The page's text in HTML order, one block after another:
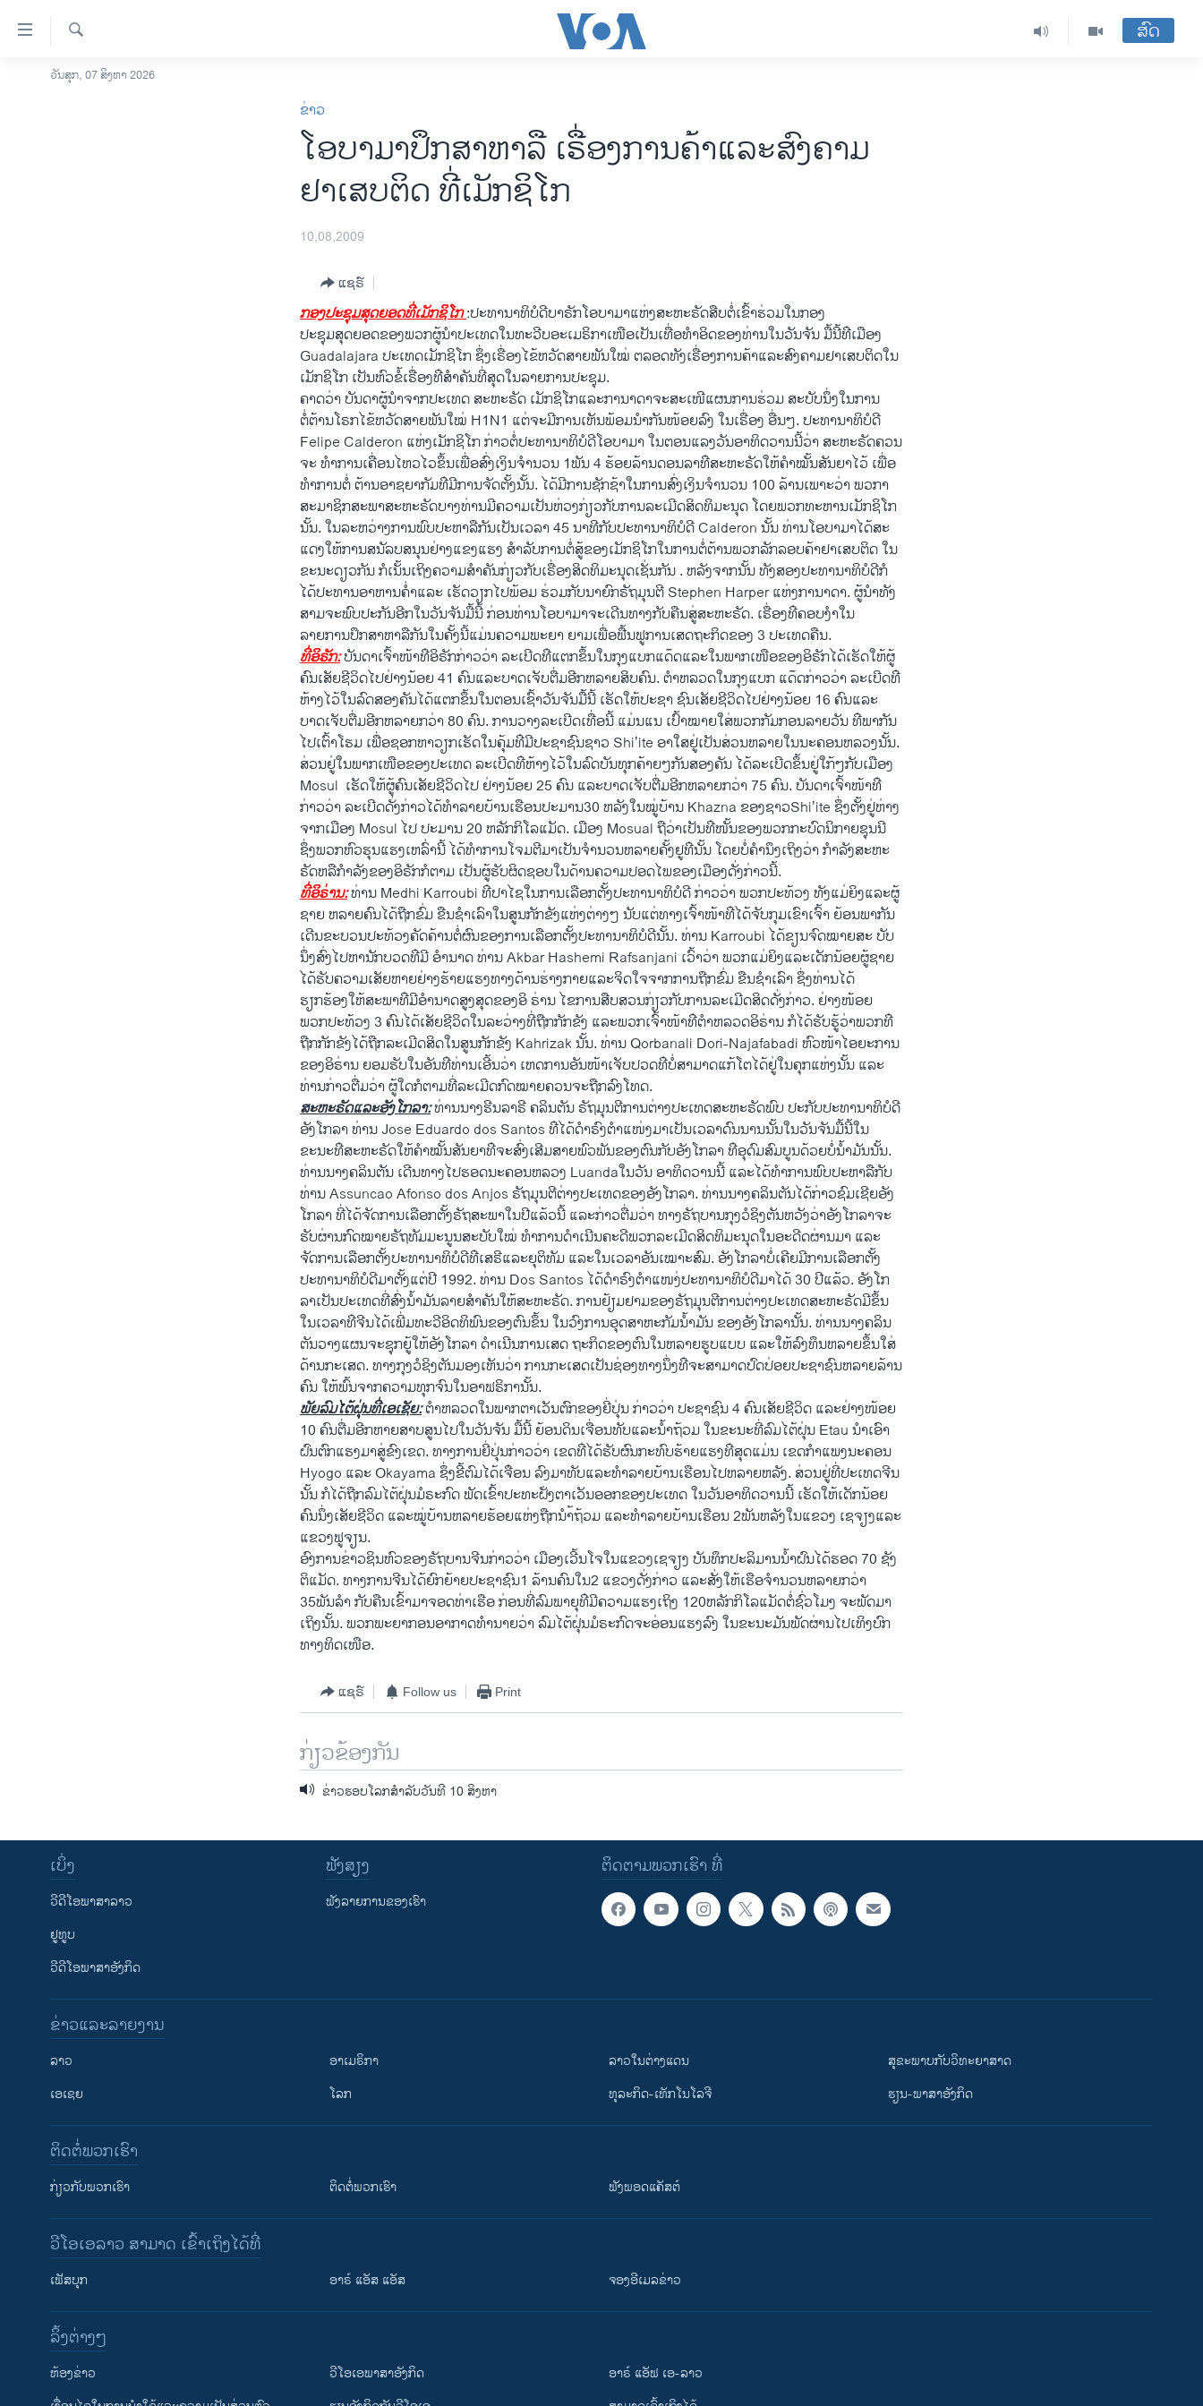
ລິ້ງ
ສຳຫລັບ
ໂຮມເພຈ
ຕິດຕາມພວກເຮົາ ທີ່
ຄົ້ນຫາ
ສົດ
ວັນສຸກ, 07 ສິງຫາ 2026
ຂ່າວ
ໂອບາມາປຶກສາຫາລື ເຣື່ອງການຄ້າແລະສົງຄາມ
ຢາເສບຕິດ ທີ່ເມັກຊິໂກ
10,08,2009
ແຊຣ໌
ກອງ​ປະຊຸມ​ສຸດ​ຍອດ​ທີ່ເມັກ​ຊິ​ໂກ:ປະທານາທິບໍດີ​ບາຣັກ​ໂອ​ບາ​ມາ​ແຫ່ງ​ສະຫະຣັດສືບ​ຕໍ່​ເຂົ້າ​ຮ່ວມ​ໃນ​ກອງ
ປະຊຸມ​ສຸດ​ຍອດ​ຂອງ​ພວກ​ຜູ້ນຳ​ປະ​ເທດ​ໃນ​ທະວີບ​ອະ​ເມຣິກາ​ເໜືອ​ເປັນ​ເທື່ອ​ທຳ​ອິດ​ຂອງ​ທ່ານ​ໃນ​ວັນ​ຈັນ​ ມື້​ນີ້​ທ່ີ​ເມືອງ
Guadalajara ປະ​ເທດ​ເມັກ​ຊິ​ໂກ ຊຶ່ງ​ເຣື່ອງ​ໄຂ້ຫວັດ​ສາຍ​ພັນ​ໃໝ່ ຕລອດ​ທັງ​ເຣື່ອງການ​ຄ້າ​ແລະສົງຄາມຢາ​ເສບ​ຕິດ​ໃນ​
ເມັກ​ຊິ​ໂກ​ ເປັນຫົວ​ຂໍ້​ເຣື່ອງທ່ີ​ສຳຄັນ​ທີ່​ສຸດ​ໃນລາຍການ​ປະຊຸມ​.
ຄາດ​ວ່າ ບັນດາ​ຜູ້ນຳ​ຈາກປະ​ເທດ ສະຫະຣັດ ​ເມັກ​ຊິ​ໂກ​ແລະ​ກາ​ນາ​ດາຈະ​ສະ​ເໜີ​ແຜນການ​ຮ່ວມ ສະບັບ​ນຶ່ງ​ໃນ​ການ​
ຕໍ່ຕ້ານ​ໂຣກ​ໄຂ້​ຫວັດ​ສາຍ​ພັນ​ໃໝ່ H1N1 ​ແຕ່​ຈະ​ມີການ​ເຫັນ​ພ້ອມ​ນຳ​ກັນ​ໜ້ອຍ​ລົງ​ ໃນ​ເຣື່ອງ ອື່ນໆ. ປະທານາທິບໍດີ
Felipe Calderon ​ແຫ່ງ​ເມັກ​ຊິ​ໂກ ກ່າວ​ຕໍ່​ປະທານາທິບໍດີ​ໂອ​ບາ​ມາ ​ໃນ​ຕອນ​ແລງ​ວັນ​ອາທິດ​ວານ​ນີ້​ວ່າ ສະຫະຣັດຄວນ​
ຈະ ທຳ​ການ​ເຄື່ອນ​ໄຫວ​ໄວ​ຂຶ້ນ​ເພື່ອ​ສົ່ງ​ເງິນ​ຈຳນວນ 1ພັນ 4 ຮ້ອຍ​ລ້ານດອນລາທ່ີ​ສະຫະຣັດ​ໃຫ້​ຄຳ​ໝັ້ນ​ສັນຍາ​ໄວ້ ​ເພື່ອ​
ທຳ​ການ​ຕໍ່​ ຕ້ານ​ອາຊຍາ​ກັມ​ທ່ີ​ມີ​ການຈັດ​ຕັ້ງ​ນັ້ນ. ​ໄດ້​ມີ​ການຊັກ​ຊ້າ​ໃນ​ການ​ສົ່ງ​ເງິນ​ຈຳນວນ 100 ລ້ານ​ເພາະວ່າ ພວກາ​
ສະມາຊິກ​ສະພາ​ສະຫະຣັດບາງ​ທ່ານ​ມີ​ຄວາມ​ເປັນ​ຫ່ວງ​ກ່ຽວ​ກັບ​ການລະ​ເມີດ​ສິດທິ​ມະນຸດ​ ​ໂດຍ​ພວກທະຫານ​ເມັກ​ຊິ​ໂກ​
ນັ້ນ. ​ໃນ​ລະຫວ່າງ​ການ​ພົບ​ປະ​ຫາລື​ກັນ​ເປັນ​ເວລາ 45 ນາທີ​ກັບ​ປະທານາທິບໍດີ Calderon ນັ້ນ ທ່ານ​ໂອ​ບາ​ມາ​ໄດ້​ສະ​
ແດງ​ໃຫ້ການ​ສນັລບສນຸນຢ່າງ​ແຂງ​ແຮງ​ ສຳລັບ​ການ​ຕໍ່​ສູ້​ຂອງ​ເມັກ​ຊິ​ໂກ​ໃນ​ການ​ຕໍ່ຕ້ານ​ພວກ​ລັກລອບ​ຄ້າ​ຢາ​ເສບ​ຕິດ ​ໃນ​
ຂະນະ​ດຽວ​ກັນ ​ກໍເນັ້ນ​ເຖິງ​ຄວາມ​ສຳຄັນ​ກ່ຽວ​ກັບ​ເຣື່ອງສິດທິ​ມະນຸດ​ເຊັ່ນ​ກັນ . ຫລັງ​ຈາກ​ນັ້ນ​ ທັງ​ສອງ​ປະທານາທິບໍດີ​ກໍ​
ໄດ້​ປະທານ​ອາຫານ​ຄ່ຳແລະ​ ເຮັດ​ວຽກໄປ​ພ້ອມ ຮ່ວມກັບ​ນາຍົກຣັຖມຸນຕີ Stephen Harper ​ແຫ່ງກາ​ນາ​ດາ. ຜູ້ນຳ​ທັງ​
ສາມ​ຈະ​ພົບ​ປະກັນ​ອີກ​ໃນ​ວັນ​ຈັນ​ມື້​ນີ້ ກ່ອນ​ທ່ານ​ໂອ​ບາ​ມາ​ຈະ​ເດີນທາງ​ກັບ​ຄືນ​ສູ່​ສະຫະຣັດ. ​ເຣື່ອງທ່ີ​ຄອບ​ງຳ​ໃນ​
ລາຍການ​ປຶກສາ​ຫາລື​ກັນ​ໃນ​ຄັ້ງ​ນີ້​ແມ່ນ​ຄວາມ​ພະຍາ ຍາມ​ເພື່ອ​ຟື້ນ​ຟູ​ການ​ເສດຖະກິດ​ຂອງ 3 ປະ​ເທດ​ຄືນ.
ທີ່ອິຣັກ:ບັນດາ​ເຈົ້າ​ໜ້າ​ທ່ີ​ອິຣັກກ່າວ​ວ່າ ລະ​ເບີດ​ທ່ີ​ແຕກ​ຂຶ້ນ​ໃນ​ກຸງ​ແບກ​ແດ໊ດ​ແລະ​ໃນ​ພາກ​ເໜືອ​ຂອງ​ອິຣັກ​ໄດ້​ເຮັດ​ໃຫ້​ຜູ້​
ຄົນ​ເສັຍ​ຊີວິດໄປ​ຢ່າງ​ນ້ອຍ 41 ຄົນ​ແລະ​ບາດ​ເຈັບ​ຕື່ມ​ອີກ​ຫລາຍ​ສິບ​ຄົນ. ຕຳຫລວດ​ໃນ​ກຸງ​ແບກ ​ແດ໊ດກ່າວ​ວ່າ ລະ​ເບີດ​ທ່ີ​
ຫ້າງ​ໄວ້​ໃນ​ລົດ​ສອງ​ຄັນໄດ້​ແຕກ​ຂຶ້ນ​ໃນ​ຕອນ​ເຊົ້າ​ວັນ​ຈັນ​ມື້​ນີ້ ​ເຮັດ​ໃຫ້​ປະຊາ ຊົນ​ເສັຍ​ຊີວິດ​ໄປ​ຢ່າງ​ນ້ອຍ 16 ຄົນ​ແລະ​
ບາດ​ເຈັບ​ຕື່ມ​ອີກ​ຫລາຍ​ກວ່າ 80 ຄົນ. ການວາງ​ລະ​ເບີດ​ເທື່ອ​ນີ້ ​ແມ່ນ​ແນ​ ເປົ້າ​ໝາຍ​ໃສ່​ພວກ​ກັມ​ກອນ​ລາຍ​ວັນ ທ່ີ​ພາກັນ​
ໄປ​ເຕົ້າ​ໂຮມ​ ເພື່ອ​ຊອກ​ຫາ​ວຽກ​ເຮັດ​ໃນ​ຄຸ້ມ​ທ່ີມີປະຊາຊົນຊາວ Shi’ite ​ອາ​ໃສ​ຢູ່​ເປັນ​ສ່ວນ​ຫລາຍ​ໃນ​ນະຄອນຫລວງ​ນັ້ນ.
ສ່ວນ​ຢູ່ໃນ​ພາກ​ເໜືອ​ຂອງ​ປະ​ເທດ ລະ​ເບີດ​ທ່ີ​ຫ້າງ​ໄວ້​ໃນ​ລົດ​ບັນທຸກ​ຄ້າຍໆ​ກັນ​ສອງ​ຄັນ​ ໄດ້​ລະ​ເບີດ​ຂຶ້ນ​ຢູ່​ໃກ້ໆ​ກັບເມືອງ
Mosul ​ ເຮັດ​ໃຫ້​ຜູ້​ຄົນ​ເສັຍ​ຊີວິດ​ໄປ ຢ່າງ​ນ້ອຍ 25 ຄົນ ​ແລະ​ບາດ​ເຈັບ​ຕື່ມ​ອີກ​ຫລາຍ​ກວ່າ 75 ຄົນ. ບັນດາ​ເຈົ້າ​ໜ້າ​ທ່ີ​
ກ່າວ​ວ່າ ລະ​ເບີດ​ດັ່ງກ່າວ​ໄດ້​ທຳລາຍ​ບ້ານ​ເຮືອນ​ປະມານ30 ຫລັງ​ໃນ​ໝູ່​ບ້ານ Khazna ​ຂອງ​ຊາວ​Shi’ite ຊຶ່ງ​ຕັ້ງ​ຢູ່ຫ່າງ​
ຈາກ​ເມືອງ Mosul ​ໄປ ​ປະມານ 20 ຫລັກ​ກິ​ໂລ​ແມັດ. ​ເມືອງ​ Mosual ຖື​ວ່າ​ເປັນ​ທ່ີ​ໜັ້ນຂອງ​ພວກ​ກະບົດ​ນິກາຍຊຸນ​ນີ
ຊຶ່ງ​ພວກ​ຫົວ​ຮຸນ​ແຮງ​ເຫລົ່າ​ນີ້ ​ໄດ້​ທຳ​ການ​ໂຈມ​ຕີ​ມາ​ເປັນ​ຈຳນວນ​ຫລາຍ​ຄັ້ງຢູທ່ີ​ນັ້ນ ​ໂດຍ​ບໍ່​ຄຳ​ນຶງ​ເຖິງ​ວ່າ ກຳລັງ​ສະຫະ
ຣັດຫລື​ກຳລັງ​ຂອງ​ອິຣັກກໍ​ຕາມ ​ເປັນ​ຜູ້​ຮັບຜິດຊອບ​ໃນ​ດ້ານ​ຄວາມ​ປອດ​ໄພ​ຂອງ​ເມືອງດັ່ງກ່າວ​ນີ້.
ທີ່ອິຣ່ານ:ທ່ານ Medhi Karroubi ທ່ີ​ປາ​ໄຊ​ໃນ​ການ​ເລືອກ​ຕັ້ງປະທານາທິບໍດີ ກ່າວ​ວ່າ ພວກ​ປະ​ທ້ວງ​ ທັງແມ່ຍິງ​ແລະ​ຜູ້​
ຊາຍ ​ຫລາຍ​ຄົນ​ໄດ້​ຖືກ​ຂົ່ມ ຂືນ​ຊຳ​ເລົາ​ໃນ​ສູນ​ກັກ​ຂັງ​ແຫ່ງ​ຕ່າງໆ​ ນັບ​ແຕ່​ທາງເຈົ້າ​ໜ້າ​ທ່ີ​ໄດ້​ຈັບ​ກຸມ​ເຂົາ​ເຈົ້າ​ ຍ້ອນພາກັນ
ເດີນ​ຂະ​ບວນປະ​ທ້ວງຄັດຄ້ານ​ຕໍ່ຜົນ​ຂອງ​ການ​ເລືອກ​ຕັ້ງ​ປະທານາທິບໍດີ​ນັ້ນ. ທ່ານ Karroubi ​ໄດ້​ຂຽນ​ຈົດໝາຍ​ສະ ບັບ​
ນຶ່ງ​ສົ່ງ​ໄປ​ຫາ​ນັກບວດ​ທ່ີ​ມີ ອຳນາດ ທ່ານ Akbar Hashemi Rafsanjani ເວົ້າ​ວ່າ ພວກ​ແມ່ຍິງ​ແລະ​ເດັກນ້ອຍ​ຜູ້​ຊາຍ​
ໄດ້​ຮັບ​ຄວາມ​ເສັຍ​ຫາຍ​ຢ່າງ​ຮ້າຍ​ແຮງ​ທາງ​ດ້ານ​ຮ່າງກາຍ​ແລະ​ຈິດ​ໃຈ​ຈາກ​ການຖືກ​ຂົ່ມ ຂືນ​ຊຳ​ເລົາ​ ຊຶ່ງ​ທ່ານໄດ້​
ຮຽກຮ້ອງ​ໃຫ້​ສະພາ​ທ່ີ​ມີ​ອຳນາດ​ສູງ​ສຸດ​ຂອງອິ ຣ່ານ​ ໄຂ​ການ​ສື​ບສວນກ່ຽວ​ກັບ​ການລະ​ເມີດສິດ​ດັ່ງກ່າວ. ຢ່າງ​ໜ້ອຍ
ພວກ​ປະ​ທ້ວງ 3 ຄົນ​ໄດ້​ເສັຍ​ຊີວິດໃນ​ລະ​ວ່າງ​ທີ່​ຖືກກັກ​ຂັງ ​ແລະ​ພວກ​ເຈົ້າ​ໜ້າ​ທ່ີ​ຕຳຫລວດ​ອິຣ່ານ ກໍ​ໄດ້​ຮັບ​ຮູ້​ວ່າ​ພວກ​ທ່ີ
ຖືກ​ກັກ​ຂັງ​ໄດ້​ຖືກ​ລະ​ເມີດ​ສິດ​ໃນ​ສູນ​ກັກ​ຂັງ Kahrizak ນັ້ນ. ທ່ານ Qorbanali Dori-Najafabadi ຫົວໜ້າ​ໄອ​ຍະ​ການ​
ຂອງ​ອິຣ່ານ ຍອມຮັບໃນອັນ​ທ່ີ​ທ່ານ​ເອີ້ນ​ວ່າ ​ເຫດການ​ອັນ​ໜ້າເຈັບ​ປວດ​ທ່ີ​ບໍ່​ສາມາດແກ້​ໂຕໄດ້ຢູ່​ໃນ​ຄຸກ​ແຫ່ງ​ນັ້ນ ​ແລະ​
ທ່ານ​ກ່າວ​ຕື່ມ​ວ່າ ຜູ້​ໃດ​ກໍ​ຕາມ​ທີ່​ລະ​ເມີດ​ກົດໝາຍ​ຄວນ​ຈະ​ຖືກລົງ​ໂທດ.
ສະຫະຣັດ​ແລະ​ອັງໂກລາ:ທ່ານ​ນາງ​ຮີນລາຣີ ຄລິນ​ຕັນ ຣັຖມຸນຕີ​ການ​ຕ່າງປະ​ເທດ​ສະຫະຣັດພົບ ປະ​ກັບ​ປະທານາທິບໍດີ
ອັງ​ໂກລາ​ ທ່ານ Jose Eduardo dos Santos ທ່ີ​ໄດ້​ດຳຣົງຕຳ​ແໜ່​ງມາ​ເປັນ​ເວລາ​ດົນ​ນານ​ນັ້ນ​ໃນ​ວັນ​ຈັນ​ມື້​ນີ້​ໃນ​
ຂະນະ​ທ່ີ​ສະຫະຣັດ​ໃຫ້​ຄຳ​ໝັ້ນ​ສັນຍາ​ທ່ີ​ຈະ​ສົ່ງ​ເສີມ​ສາຍ​ພົວພັນ​ຂອງຕົນ​ກັບອັງ​ໂກລາ ​ທ່ີ​ອຸດົມສົມບູນ​ດ້ວຍ​ບໍ່​ນ້ຳມັນ​ນັ້ນ.
ທ່ານ​ນາງຄລິນ​ຕັນ ​ເດີນທາງ​ໄປ​ຮອດ​ນະຄອນຫລວງ Luanda​ໃນ​ວັນ ອາທິດ​ວານ​ນີ້ ​ແລະ​ໄດ້​ທຳ​ການ​ພົບ​ປະ​ຫາລື​ກັບ​
ທ່ານ Assuncao Afonso dos Anjos ຣັຖມຸນຕີ​ຕ່າງປະ​ເທດ​ຂອງ​ອັງ​ໂກ​ລາ​. ທ່ານ​ນາງຄລິນ​ຕັນ​ໄດ້​ກ່າວ​ຊົມ​ເຊີຍ​ອັງ​
ໂກລາ ທີ່​ໄດ້​ຈັດ​ການ​ເລືອກ​ຕັ້ງຣັຖສະພາ​ໃນ​ປີ​ແລ້ວ​ນີ້ ​ແລະ​ກ່າວ​ຕື່ມວ່າ ທາງຣັຖບານ​ກຸງ​ວໍຊິງ​ຕັນ​ຫວັງ​ວ່າ​ອັງ​ໂກລາ​ຈະ​
ຮັບ​ຜ່ານ​ກົດໝາຍຣັຖທັມມະ​ນູນ​ສະບັບໃໝ່ ທຳ​ການ​ດຳ​ເນີນຄະດີ​ພວກ​ລະ​ເມີດ​ສິດທິ​ມະນຸດ​ໃນ​ອະດີດ​ຜ່ານ​ມາ ​ແລະ
ຈັດການ​ເລືອກ​ຕັ້ງ​ປະທານາທິບໍດີ​ທ່ີ​ເສຣີ​ແລະ​ຍຸຕິ​ທັມ​ ແລະໃນ​ເວລາອັນ​ເໝາະ​ສົມ. ອັງ​ໂກ​ລາ​ບໍ່​ເຄີຍ​ມີ​ການ​ເລືອກ​ຕັ້ງ​
ປະທານາທິບໍດີ​ມາ​ຕັ້ງ​ແຕ່​ປີ 1992. ທ່ານ Dos Santos ​ໄດ້​ດຳຣົງຕຳ​ແໜງ່ປະທານາທິບໍດີ​ມາ​ໄດ້ 30 ປີ​ແລ້ວ. ອັງ​ໂກ
ລາ​ເປັນ​ປະ​ເທດ​ທີ່ສົ່ງ​ນ້ຳມັນ​ລາຍ​ສຳຄັນ​ໃຫ້​ສະຫະຣັດ. ການ​ຢ້ຽມຢາມ​ຂອງຣັຖມຸນຕີ​ການ​ຕ່າງປະ​ເທດ​ສະຫະຣັດມີ​ຂຶ້ນ​
ໃນ​ເວລາ​ທ່ີຈີນ​ໄດ້​ເພີ່ມ​ທະວີ​ອິດ​ທິພົນ​ຂອງ​ຕົນ​ຂຶ້ນ ໃນວົງ​ການ​ອຸດສາຫະກັມ​ນ້ຳມັນ ຂອງ​ອັງ​ໂກ​ລາ​ນັ້ນ. ທ່ານ​ນາງຄລິນ​
ຕັນ​ວາງ​ແຜນ​ຈະ​ຊຸກຍູ້​ໃຫ້​ອັງ​ໂກລາ ດຳ​ເນີນ​ການ​ເສດ ຖະກິດ​ຂອງ​ຕົນ​ໃນ​ຫລາຍ​ຮູບ​ແບບ ​ແລະ​ໃຫ້​ລົງທຶນ​ຫລາຍ​ຂຶ້ນ​ໃສ່​
ດ້ານ​ກະ​ເສດ. ທາງ​ກຸງ​ວໍ​ຊິງ​ຕັນ​ມອງ​ເຫັນ​ວ່າ ການ​ກະ​ເສດ​ເປັນ​ຊ່ອງ​ທາງ​ນຶ່ງ​ທ່ີຈະ​ສາມາດປົດ​ປ່ອຍປະຊາຊົນ​ຫລາຍ​ລ້ານ​
ຄົນ ​ໃຫ້​ພົ້ນ​ຈາກ​ຄວາມທຸກ​ຈົນ​ໃນ​ອາ​ຟຣິກາ​ນັ້ນ.
ພັຍລົມ​ໄຕ້​ຝຸ່ນທີ່ເອ​ເຊັຍ:ຕຳຫລວດ​ໃນ​ພາກ​ຕາ​ເວັນ​ຕົກ​ຂອງ​ຍີ່​ປຸ່ນ ກ່າ​ວວ່າ ປະຊາຊົນ 4 ຄົນ​ເສັຍ​ຊີວິດ​ ແລະ​ຢ່າງ​ໜ້ອຍ
10 ຄົນ​ຕື່ມ​ອີກ​ຫາຍ​ສາບ​ສູນ​ໄປ​ໃນ​ວັນ​ຈັນ ມື້​ນີ້​ ຍ້ອນດິນ​ເຈື່ອນ​ທັບ​ແລະ​ນ້ຳ​ຖ້ວມ​ ໃນ​ຂະນະທີ່​ລົມ​ໄຕ້​ຝຸ່ນ Etau ນຳ​ເອົາ
ຝົນຕົກ​ແຮງ​ມາ​ສູ່​ຂົງ​ເຂດ. ທາງ​ການ​ຍີ່​ປຸ່ນກ່າວ​ວ່າ ​ເຂດ​ທ່ີ​ໄດ້​ຮັບ​ຜົນ​ກະທົບ​ຮ້າຍ​ແຮງ​ທ່ີ​ສຸດ​ແມ່ນ ​ເຂດ​ກຳ​ແພງນະຄອນ
Hyogo ​ແລະ Okayama ຊຶ່ງ​ຂີ້​ຕົມໄດ້​ເຈ່ືອນ ​ລົງ​ມາທັບ​ແລະ​ທຳລາຍ​ບ້ານ​ເຮືອນ​ໄປ​ຫລາຍ​ຫລັງ​. ສ່ວນ​ຢູ່​ທີ່​ປະ​ເທດ​ຈີນ​
ນັ້ນ ກໍ​ໄດ້​ຖືກລົມ​ໄຕ້​ຝຸ່ນ​ມໍຣະກົດ ພັດເຂົ້າປະ​ທະ​ຝ່ັງ​ຕາ​ເວັນ​ອອກ​ຂອງ​ປະ​ເທດ ໃນ​ວັນ​ອາທິດ​ວານ​ນີ້ ​ເຮັດ​ໃຫ້​ເດັກນ້ອຍ​
ຄົນ​ນຶ່ງ​ເສັຍ​ຊີວິດ​ ແລະໝູ່ບ້ານ​ຫລາຍ​ຮ້ອຍ​ແຫ່ງ​ຖືກ​ນຳ້​ຖ້ວມ ​ແລະ​ທຳລາຍ​ບ້ານ​ເຮືອນ 2ພັນ​ຫລັງ​ໃນ​ແຂວງ​ ເຊ​ຈຽງ​ແລະ​
ແຂວງ​ຟູ​ຈຽນ​.
ອົງການ​ຂ່າວ​ຊິນ​ຫົວ​ຂອງຣັຖບາ​ນຈີນ​ກ່າວ​ວ່າ ​ເມືອງ​ເວີ້​ນ​ໂຈ​ໃນ​ແຂວງ​ເຊ​ຈຽງ​ ບັນທຶກ​ປະລິມານ​ນ້ຳ​ຝົນໄດ້ຮອດ 70 ຊັງ​
ຕິ​ແມັດ​. ທາງ​ການ​ຈີນ​ໄດ້​ຍົກຍ້າຍ​ປະຊາຊົນ1 ລ້ານ​ຄົນ​ໃນ2 ​ແຂວງ​ດັ່ງກ່າວ ແລະ​ສັ່ງ​ໃຫ້ເຮືອ​ຈຳນວນ​ຫລາຍ​ກວ່າ
35ພັນ​ລຳ ​ກັບ​ຄືນ​ເຂົ້າ​ມາ​ຈອດ​ທ່າ​ເຮືອ ກ່ອນທີ່​ລົມພາຍຸ​ທ່ີ​ມີ​ຄວາມ​ແຮງ​ເຖິງ 120ຫລັກ​ກິ​ໂລ​ແມັດ​ຕໍ່​ຊົ່ວ​ໂມງ ຈະ​ພັດມາ​
ເຖິງ​ນັ້ນ. ພວກ​ພະຍາກອນ​ອາກາດ​ທຳນາ​ຍວ່າ ລົມ​ໄຕ້​ຝຸ່ນ​ມໍຣະກົດຈະ​ອ່ອນ​ແຮງ​ລົງ​ ໃນ​ຂະນະ​ມັນ​ພັດ​ຜ່ານ​ໄປເທິງ​ບົກ
ທາງ​ທິດ​ເໜືອ​.
ແຊຣ໌ Follow us Print
ກ່ຽວຂ້ອງກັນ
ຂ່າວຮອບໂລກສຳລັບວັນທີ 10 ສິງຫາ
ຕິດຕາມພວກເຮົາ ທີ່
ເບິ່ງ
ວີດີໂອພາສາລາວ
ຢູທູບ
ວີດີໂອພາສາອັງກິດ
ຟັງສຽງ
ຟັງລາຍການຂອງເຮົາ
ຂ່າວແລະລາຍງານ
ລາວ
ເອເຊຍ
ອາເມຣິກາ
ໂລກ
ລາວໃນຕ່າງແດນ
ທຸລະກິດ-ເທັກໂນໂລຈີ
ສຸຂະພາບກັບວິທະຍາສາດ
ຮຽນ-ພາສາອັງກິດ
ຕິດຕໍ່ພວກເຮົາ
ກ່ຽວກັບພວກເຮົາ ຕິດຕໍ່ພວກເຮົາ ຟັງພອດແຄັສຕ໌
ວີໂອເອລາວ ສາມາດ ເຂົ້າເຖິງໄດ້ທີ່
ເຟັສບຸກ ອາຣ໌ ແອັສ ແອັສ ຈອງອີເມລຂ່າວ
​ລິ້ງ​ຕ່າງໆ
​ຫ້ອງ​ຂ່າວ
ວີ​ໂອ​ເອ​ພາ​ສາ​ອັງ​ກິດ
ອາຣ໌ ແອັຟ ເອ-ລາວ